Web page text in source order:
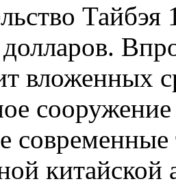
вложенных